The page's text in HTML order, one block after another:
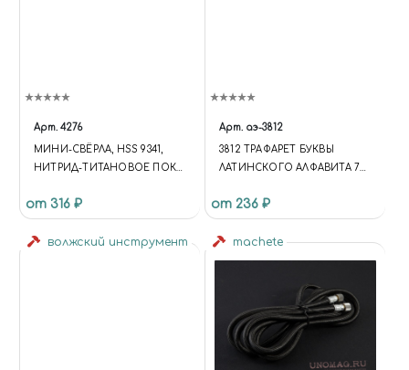
Арт. 4276
МИНИ-СВЁРЛА, HSS 9341,
НИТРИД-ТИТАНОВОЕ ПОКР,
от 316 ₽
Арт. аэ-3812
3812 ТРАФАРЕТ БУКВЫ
ЛАТИНСКОГО АЛФАВИТА 78
от 236 ₽
волжский инструмент machete